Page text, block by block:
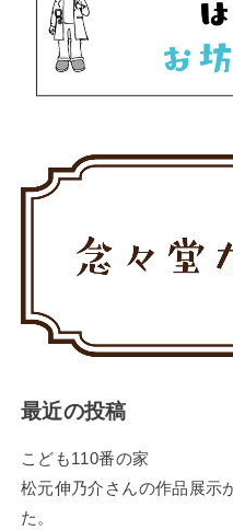
最近の投稿
こども110番の家
松元伸乃介さんの作品展示
た。